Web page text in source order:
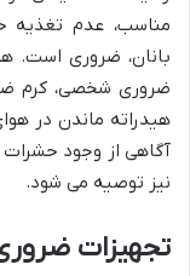
مناسب، عدم تغذیه
بانان، ضروری است.
ضروری شخصی، کرم
هیدراته ماندن در
آگاهی از وجود حشرات
نیز توصیه می شود.
تجهیزات